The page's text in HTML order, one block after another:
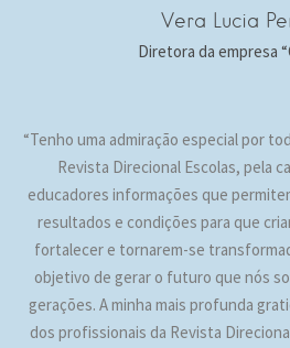
Vera Lucia
Diretora da empresa
“Tenho uma admiração especial por
Revista Direcional Escolas, pela
educadores informações que
resultados e condições para que
fortalecer e tornarem-se
objetivo de gerar o futuro que nós
gerações. A minha mais profunda
dos profissionais da Revista